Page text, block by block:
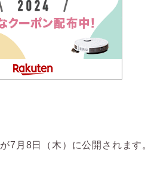
が7月8日（木）に公開されます。